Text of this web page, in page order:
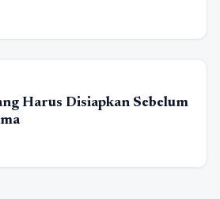
Harus Disiapkan Sebelum